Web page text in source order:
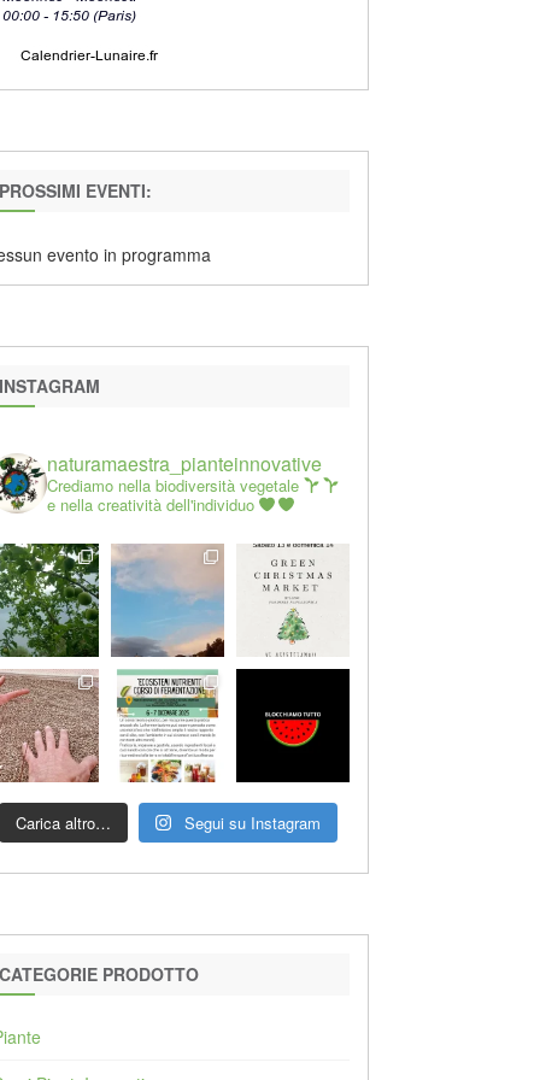
EVENTI:
evento in programma
naturamaestra_pianteinnovative
Crediamo nella biodiversità vegetale
e nella creatività dell'individuo
Carica altro… Segui su Instagram
PRODOTTO